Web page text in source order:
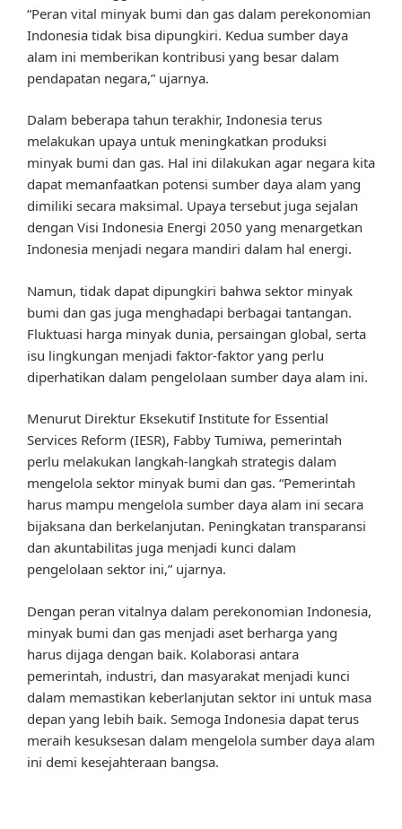
“Peran vital minyak bumi dan gas dalam perekonomian
Indonesia tidak bisa dipungkiri. Kedua sumber daya
alam ini memberikan kontribusi yang besar dalam
pendapatan negara,” ujarnya.
Dalam beberapa tahun terakhir, Indonesia terus
melakukan upaya untuk meningkatkan produksi
minyak bumi dan gas. Hal ini dilakukan agar negara kita
dapat memanfaatkan potensi sumber daya alam yang
dimiliki secara maksimal. Upaya tersebut juga sejalan
dengan Visi Indonesia Energi 2050 yang menargetkan
Indonesia menjadi negara mandiri dalam hal energi.
Namun, tidak dapat dipungkiri bahwa sektor minyak
bumi dan gas juga menghadapi berbagai tantangan.
Fluktuasi harga minyak dunia, persaingan global, serta
isu lingkungan menjadi faktor-faktor yang perlu
diperhatikan dalam pengelolaan sumber daya alam ini.
Menurut Direktur Eksekutif Institute for Essential
Services Reform (IESR), Fabby Tumiwa, pemerintah
perlu melakukan langkah-langkah strategis dalam
mengelola sektor minyak bumi dan gas. “Pemerintah
harus mampu mengelola sumber daya alam ini secara
bijaksana dan berkelanjutan. Peningkatan transparansi
dan akuntabilitas juga menjadi kunci dalam
pengelolaan sektor ini,” ujarnya.
Dengan peran vitalnya dalam perekonomian Indonesia,
minyak bumi dan gas menjadi aset berharga yang
harus dijaga dengan baik. Kolaborasi antara
pemerintah, industri, dan masyarakat menjadi kunci
dalam memastikan keberlanjutan sektor ini untuk masa
depan yang lebih baik. Semoga Indonesia dapat terus
meraih kesuksesan dalam mengelola sumber daya alam
ini demi kesejahteraan bangsa.